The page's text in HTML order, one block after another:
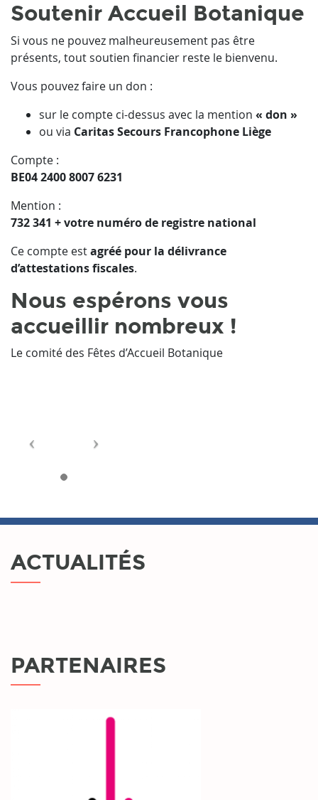
Soutenir Accueil Botanique
Si vous ne pouvez malheureusement pas être
présents, tout soutien financier reste le bienvenu.
Vous pouvez faire un don :
sur le compte ci-dessus avec la mention « don »
ou via Caritas Secours Francophone Liège
Compte :
BE04 2400 8007 6231
Mention :
732 341 + votre numéro de registre national
Ce compte estagréé pour la délivrance
d’attestations fiscales.
Nous espérons vous
accueillir nombreux !
Le comité des Fêtes d’Accueil Botanique
ACTUALITÉS
PARTENAIRES